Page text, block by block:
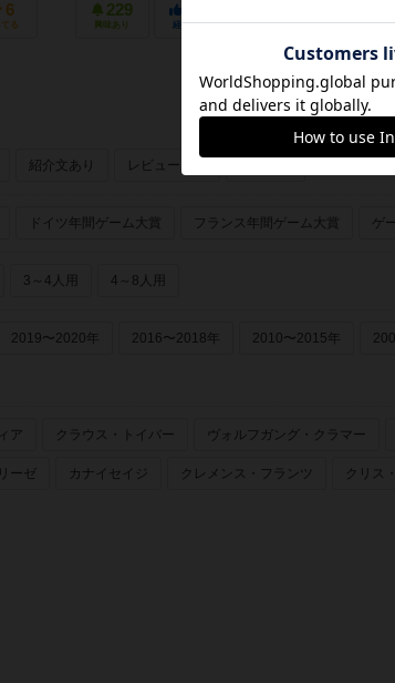
6
てる
229
興味あり 経験あり お気に入り 持ってる
紹介文あり レビューあり
ドイツ年間ゲーム大賞 フランス年間ゲーム大賞 ゲ
3～4人用 4～8人用
2019〜2020年 2016〜2018年 2010〜2015年
ア クラウス・トイバー ヴォルフガング・クラマー
ーゼ カナイセイジ クレメンス・フランツ クリス